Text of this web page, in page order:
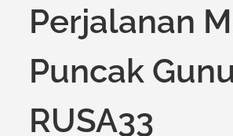
Perjalanan
Puncak
RUSA33